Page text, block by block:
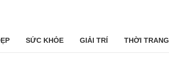
SỨC KHỎE GIẢI TRÍ THỜI TRANG